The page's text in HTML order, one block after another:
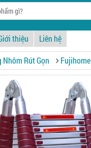
thiệu Liên hệ
Nhôm Rút Gọn Fujihome